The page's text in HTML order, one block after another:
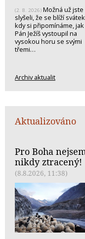
(2. 8. 2026) Možná už jste
slyšeli, že se blíží
kdy si připomínáme, jak
Pán Ježíš vystoupil na
vysokou horu se svými
třemi…
Archiv aktualit
Aktualizováno
Pro Boha
nikdy ztracený!
(8.8.2026, 11:38)